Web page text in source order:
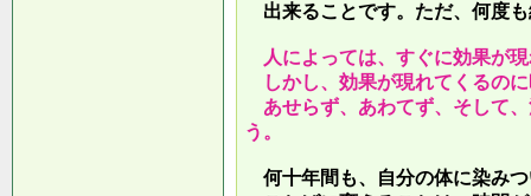
出来ることです。ただ、何度
人によっては、すぐに効果が
しかし、効果が現れてくるの
あせらず、あわてず、そして
う。
何十年間も、自分の体に染み